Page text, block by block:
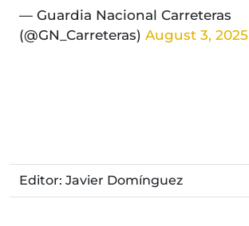
— Guardia Nacional Carreteras
(@GN_Carreteras) August 3, 2025
Editor: Javier Domínguez